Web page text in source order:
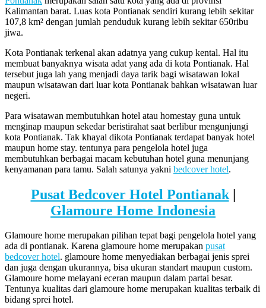
Kalimantan barat. Luas kota Pontianak sendiri kurang lebih sekitar
107,8 km² dengan jumlah penduduk kurang lebih sekitar 650ribu
jiwa.
Kota Pontianak terkenal akan adatnya yang cukup kental. Hal itu
membuat banyaknya wisata adat yang ada di kota Pontianak. Hal
tersebut juga lah yang menjadi daya tarik bagi wisatawan lokal
maupun wisatawan dari luar kota Pontianak bahkan wisatawan luar
negeri.
Para wisatawan membutuhkan hotel atau homestay guna untuk
menginap maupun sekedar beristirahat saat berlibur mengunjungi
kota Pontianak. Tak khayal dikota Pontianak terdapat banyak hotel
maupun home stay. tentunya para pengelola hotel juga
membutuhkan berbagai macam kebutuhan hotel guna menunjang
kenyamanan para tamu. Salah satunya yakni bedcover hotel.
Pusat Bedcover Hotel Pontianak|
Glamoure Home Indonesia
Glamoure home merupakan pilihan tepat bagi pengelola hotel yang
ada di pontianak. Karena glamoure home merupakan pusat
bedcover hotel. glamoure home menyediakan berbagai jenis sprei
dan juga dengan ukurannya, bisa ukuran standart maupun custom.
Glamoure home melayani eceran maupun dalam partai besar.
Tentunya kualitas dari glamoure home merupakan kualitas terbaik di
bidang sprei hotel.